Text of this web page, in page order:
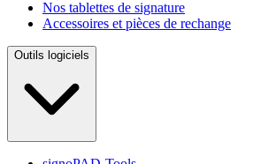
Nos tablettes de signature
Accessoires et pièces de rechange
Outils logiciels